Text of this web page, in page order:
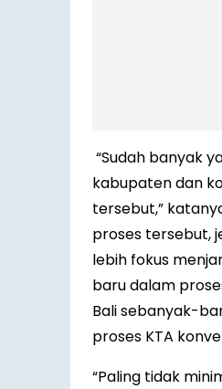
“Sudah banyak
kabupaten dan
tersebut,”
proses tersebut,
lebih fokus
baru dalam
Bali sebanyak-
proses KTA
“Paling tidak